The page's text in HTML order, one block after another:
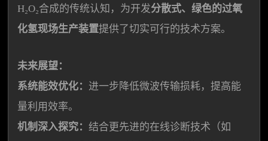
H₂O₂合成的传统认知，为开发分散式、绿色的过氧
化氢现场生产装置提供了切实可行的技术方案。
未来展望：
系统能效优化： 进一步降低微波传输损耗，提高能
量利用效率。
机制深入探究：结合更先进的在线诊断技术（如